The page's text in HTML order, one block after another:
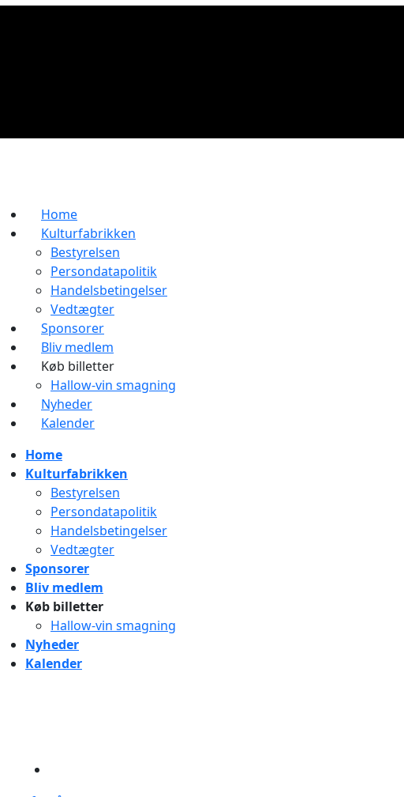
Home
Kulturfabrikken
Bestyrelsen
Persondatapolitik
Handelsbetingelser
Vedtægter
Sponsorer
Bliv medlem
Køb billetter
Hallow-vin smagning
Nyheder
Kalender
Home
Kulturfabrikken
Bestyrelsen
Persondatapolitik
Handelsbetingelser
Vedtægter
Sponsorer
Bliv medlem
Køb billetter
Hallow-vin smagning
Nyheder
Kalender